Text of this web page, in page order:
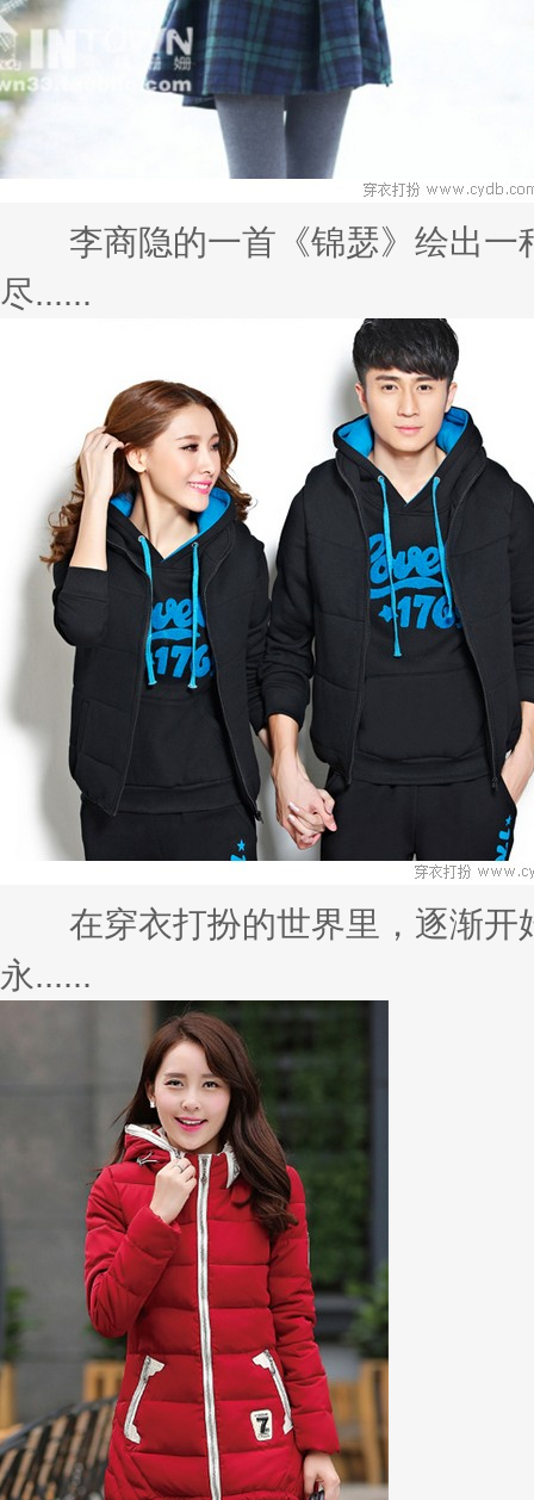
李商隐的一首《锦瑟》绘出一
尽......
在穿衣打扮的世界里，逐渐开
永......